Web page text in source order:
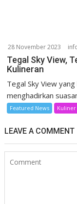
28 November 2023
Tegal Sky View,
Kulineran
Tegal Sky View
menghadirkan
Featured News Kuliner
LEAVE A COMMENT